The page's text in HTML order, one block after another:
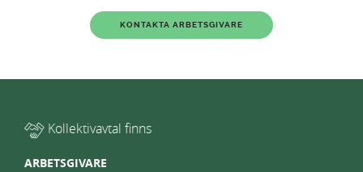
KONTAKTA ARBETSGIVARE
Kollektivavtal finns
ARBETSGIVARE